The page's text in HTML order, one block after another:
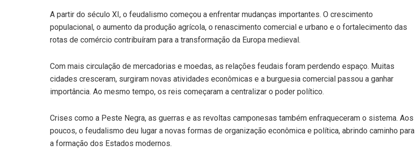
A partir do século XI, o feudalismo começou a enfrentar mudanças importantes. O crescimento
populacional, o aumento da produção agrícola, o renascimento comercial e urbano e o fortalecimento das
rotas de comércio contribuíram para a transformação da Europa medieval.
Com mais circulação de mercadorias e moedas, as relações feudais foram perdendo espaço. Muitas
cidades cresceram, surgiram novas atividades econômicas e a burguesia comercial passou a ganhar
importância. Ao mesmo tempo, os reis começaram a centralizar o poder político.
Crises como a Peste Negra, as guerras e as revoltas camponesas também enfraqueceram o sistema. Aos
poucos, o feudalismo deu lugar a novas formas de organização econômica e política, abrindo caminho para
a formação dos Estados modernos.